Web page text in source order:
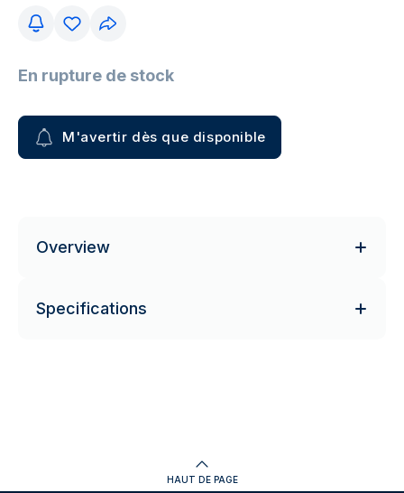
En rupture de stock
M'avertir dès que disponible
Overview
Specifications
HAUT DE PAGE